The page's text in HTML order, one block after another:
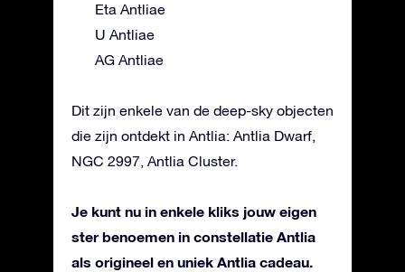
Eta Antliae
U Antliae
AG Antliae
Dit zijn enkele van de deep-sky objecten
die zijn ontdekt in Antlia: Antlia Dwarf,
NGC 2997, Antlia Cluster.
Je kunt nu in enkele kliks jouw eigen
ster benoemen in constellatie Antlia
als origineel en uniek Antlia cadeau.